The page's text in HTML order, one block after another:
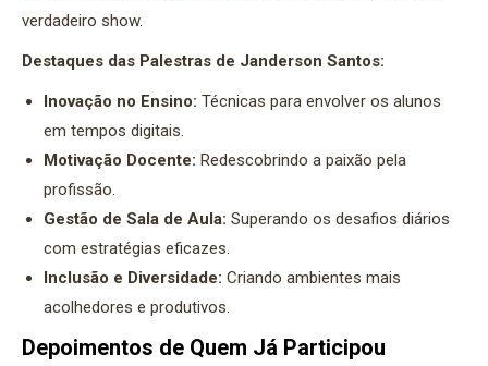
verdadeiro show.
Destaques das Palestras de Janderson Santos:
Inovação no Ensino: Técnicas para envolver os alunos
em tempos digitais.
Motivação Docente: Redescobrindo a paixão pela
profissão.
Gestão de Sala de Aula: Superando os desafios diários
com estratégias eficazes.
Inclusão e Diversidade: Criando ambientes mais
acolhedores e produtivos.
Depoimentos de Quem Já Participou